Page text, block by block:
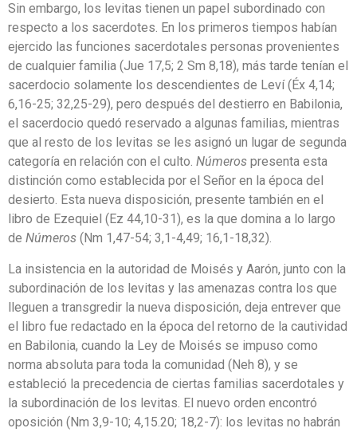
Sin embargo, los levitas tienen un papel subordinado con
respecto a los sacerdotes. En los primeros tiempos habían
ejercido las funciones sacerdotales personas provenientes
de cualquier familia (Jue 17,5; 2 Sm 8,18), más tarde tenían el
sacerdocio solamente los descendientes de Leví (Éx 4,14;
6,16-25; 32,25-29), pero después del destierro en Babilonia,
el sacerdocio quedó reservado a algunas familias, mientras
que al resto de los levitas se les asignó un lugar de segunda
categoría en relación con el culto. Números presenta esta
distinción como establecida por el Señor en la época del
desierto. Esta nueva disposición, presente también en el
libro de Ezequiel (Ez 44,10-31), es la que domina a lo largo
de Números (Nm 1,47-54; 3,1-4,49; 16,1-18,32).
La insistencia en la autoridad de Moisés y Aarón, junto con la
subordinación de los levitas y las amenazas contra los que
lleguen a transgredir la nueva disposición, deja entrever que
el libro fue redactado en la época del retorno de la cautividad
en Babilonia, cuando la Ley de Moisés se impuso como
norma absoluta para toda la comunidad (Neh 8), y se
estableció la precedencia de ciertas familias sacerdotales y
la subordinación de los levitas. El nuevo orden encontró
oposición (Nm 3,9-10; 4,15.20; 18,2-7): los levitas no habrán